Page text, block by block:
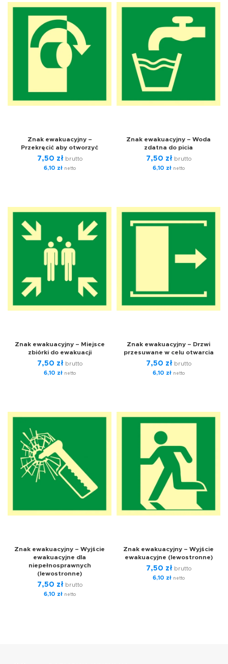
Znak ewakuacyjny –
Przekręcić aby otworzyć
7,50 zł brutto
6,10 złnetto
Znak ewakuacyjny – Woda
zdatna do picia
7,50 zł brutto
6,10 złnetto
Znak ewakuacyjny – Miejsce
zbiórki do ewakuacji
7,50 zł brutto
6,10 złnetto
Znak ewakuacyjny – Drzwi
przesuwane w celu otwarcia
7,50 zł brutto
6,10 złnetto
Znak ewakuacyjny – Wyjście
ewakuacyjne dla
niepełnosprawnych
(lewostronne)
7,50 zł brutto
6,10 złnetto
Znak ewakuacyjny – Wyjście
ewakuacyjne (lewostronne)
7,50 zł brutto
6,10 złnetto